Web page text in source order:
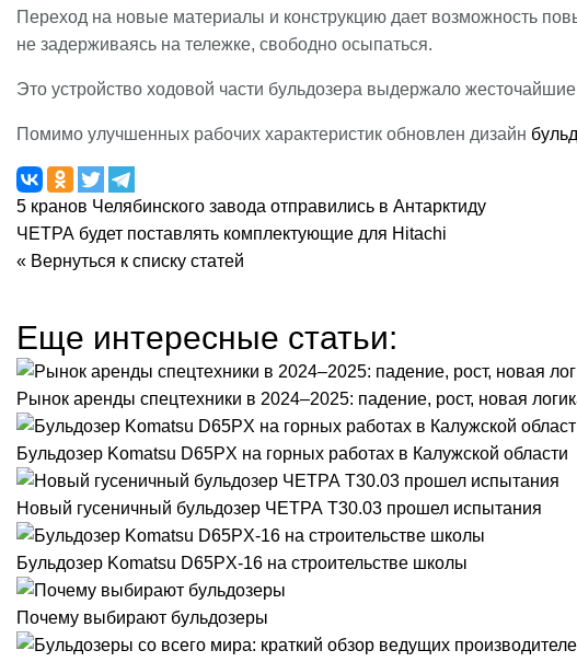
Переход на новые материалы и конструкцию дает возможность
не задерживаясь на тележке, свободно осыпаться.
Это устройство ходовой части бульдозера выдержало
Помимо улучшенных рабочих характеристик обновлен дизайн
5 кранов Челябинского завода отправились в Антарктиду
ЧЕТРА будет поставлять комплектующие для Hitachi
« Вернуться к списку статей
Еще интересные статьи:
Рынок аренды спецтехники в 2024–2025: падение, рост, новая
Бульдозер Komatsu D65PX на горных работах в Калужской области
Новый гусеничный бульдозер ЧЕТРА Т30.03 прошел испытания
Бульдозер Komatsu D65PX-16 на строительстве школы
Почему выбирают бульдозеры